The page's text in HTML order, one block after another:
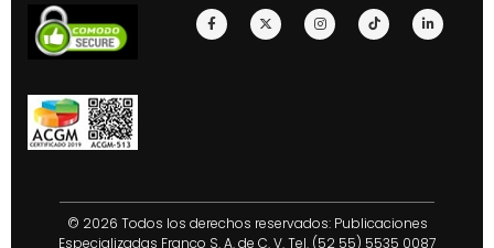
© 2026 Todos los derechos reservados: Publicaciones
Especializadas Franco S. A. de C. V. Tel. (52 55) 5535 0087